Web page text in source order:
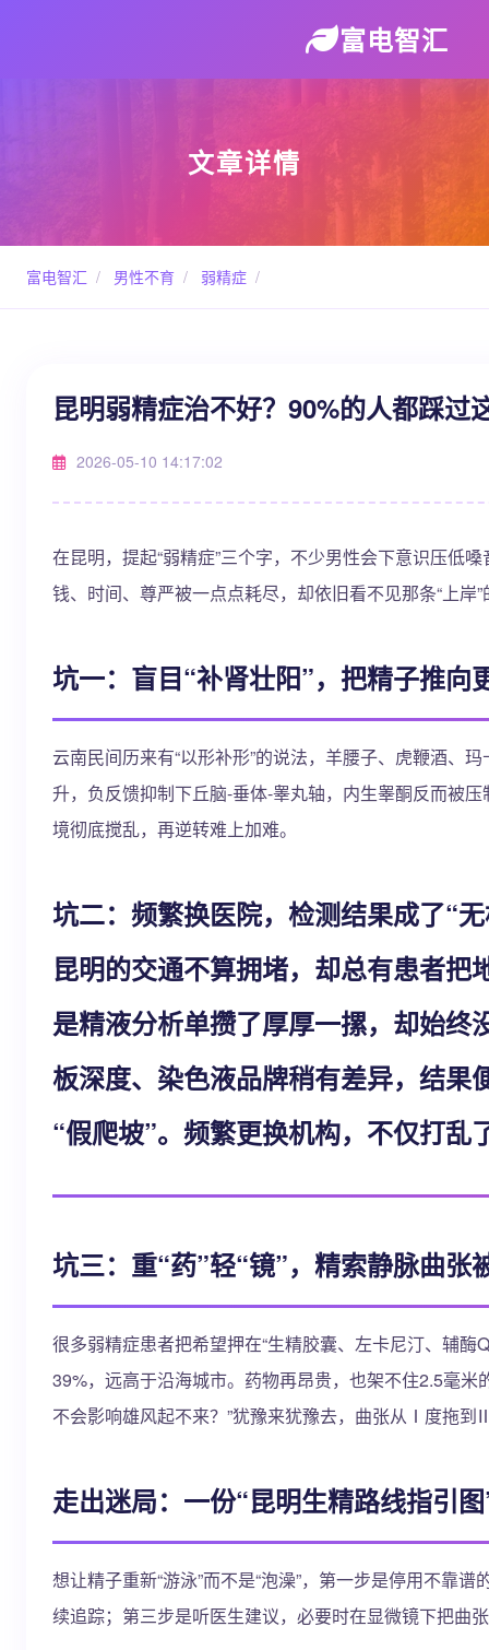
富电智汇
文章详情
富电智汇 / 男性不育 / 弱精症 /
昆明弱精症治不好？90%的人都踩过
2026-05-10 14:17:02
在昆明，提起“弱精症”三个字，不少男性会下意识压低
钱、时间、尊严被一点点耗尽，却依旧看不见那条“上
坑一：盲目“补肾壮阳”，把精子推向
云南民间历来有“以形补形”的说法，羊腰子、虎鞭酒、
升，负反馈抑制下丘脑-垂体-睾丸轴，内生睾酮反而被
境彻底搅乱，再逆转难上加难。
坑二：频繁换医院，检测结果成了“
昆明的交通不算拥堵，却总有患者
是精液分析单攒了厚厚一摞，却始
板深度、染色液品牌稍有差异，结果
“假爬坡”。频繁更换机构，不仅打
坑三：重“药”轻“镜”，精索静脉曲张
很多弱精症患者把希望押在“生精胶囊、左卡尼汀、辅
39%，远高于沿海城市。药物再昂贵，也架不住2.5毫米
不会影响雄风起不来？”犹豫来犹豫去，曲张从Ⅰ度拖
走出迷局：一份“昆明生精路线指引
想让精子重新“游泳”而不是“泡澡”，第一步是停用不靠
续追踪；第三步是听医生建议，必要时在显微镜下把曲